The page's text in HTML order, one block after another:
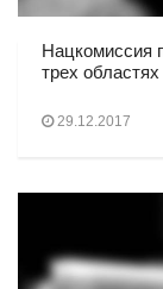
Нацкомиссия
трех
29.12.2017